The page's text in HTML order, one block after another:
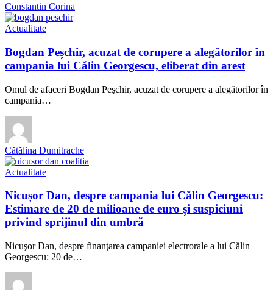
Constantin Corina
Actualitate
Bogdan Peșchir, acuzat de corupere a alegătorilor în
campania lui Călin Georgescu, eliberat din arest
Omul de afaceri Bogdan Peşchir, acuzat de corupere a alegătorilor în
campania…
Cătălina Dumitrache
Actualitate
Nicușor Dan, despre campania lui Călin Georgescu:
Estimare de 20 de milioane de euro și suspiciuni
privind sprijinul din umbră
Nicuşor Dan, despre finanţarea campaniei electrorale a lui Călin
Georgescu: 20 de…